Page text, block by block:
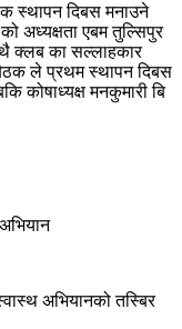
स्थापन दिबस मनाउने
अध्यक्षता एबम तुल्सिपुर
क्लब का सल्लाहकार
ले प्रथम स्थापन दिबस
कोषाध्यक्ष मनकुमारी बि
अभियानको तस्बिर